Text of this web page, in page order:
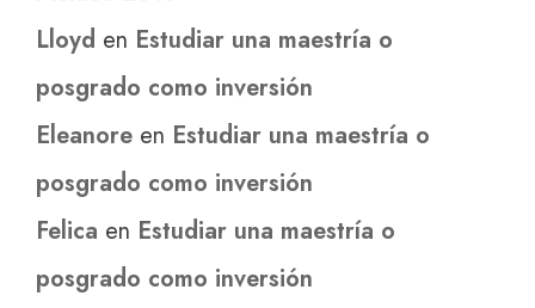
Lloyd en Estudiar una maestría o
posgrado como inversión
Eleanore en Estudiar una maestría o
posgrado como inversión
Felica en Estudiar una maestría o
posgrado como inversión